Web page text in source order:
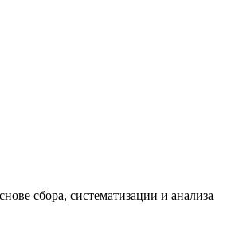
сбора, систематизации и анализа